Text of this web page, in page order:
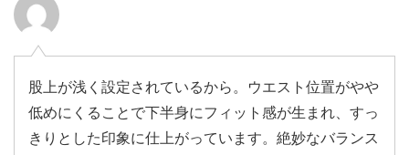
股上が浅く設定されているから。ウエスト位置がやや
低めにくることで下半身にフィット感が生まれ、すっ
きりとした印象に仕上がっています。絶妙なバランス